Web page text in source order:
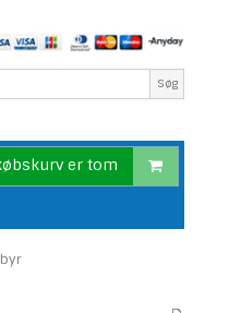
Søg
er tom